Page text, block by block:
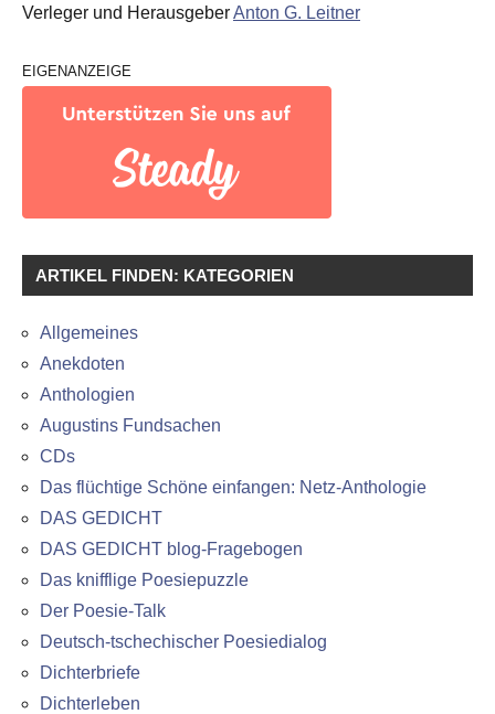
Verleger und HerausgeberAnton G. Leitner
EIGENANZEIGE
ARTIKEL FINDEN: KATEGORIEN
Allgemeines
Anekdoten
Anthologien
Augustins Fundsachen
CDs
Das flüchtige Schöne einfangen: Netz-Anthologie
DAS GEDICHT
DAS GEDICHT blog-Fragebogen
Das knifflige Poesiepuzzle
Der Poesie-Talk
Deutsch-tschechischer Poesiedialog
Dichterbriefe
Dichterleben